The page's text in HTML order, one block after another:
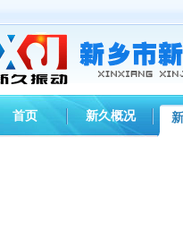
首页 新久概况